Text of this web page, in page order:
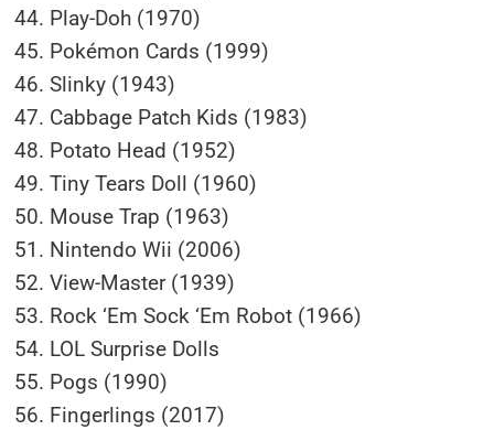
Play-Doh (1970)
Pokémon Cards (1999)
Slinky (1943)
Cabbage Patch Kids (1983)
Potato Head (1952)
Tiny Tears Doll (1960)
Mouse Trap (1963)
Nintendo Wii (2006)
View-Master (1939)
Rock ‘Em Sock ‘Em Robot (1966)
LOL Surprise Dolls
Pogs (1990)
Fingerlings (2017)